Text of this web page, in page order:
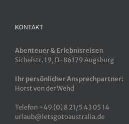
KONTAKT
Abenteuer & Erlebnisreisen
Sichelstr. 19, D-86179 Augsburg
Ihr persönlicher Ansprechpartner:
Horst von der Wehd
Telefon +49 (0) 8 21/5 43 05 14
urlaub@letsgotoaustralia.de